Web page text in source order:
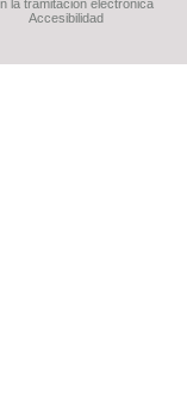
la tramitación electrónica
Accesibilidad